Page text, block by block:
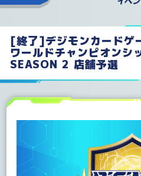
[終了]デジモンカードゲ
ワールドチャンピオン
SEASON 2 店舗予選